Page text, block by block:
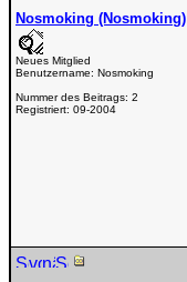
Nosmoking (Nosmoking)
Neues Mitglied
Benutzername: Nosmoking
Nummer des Beitrags: 2
Registriert: 09-2004